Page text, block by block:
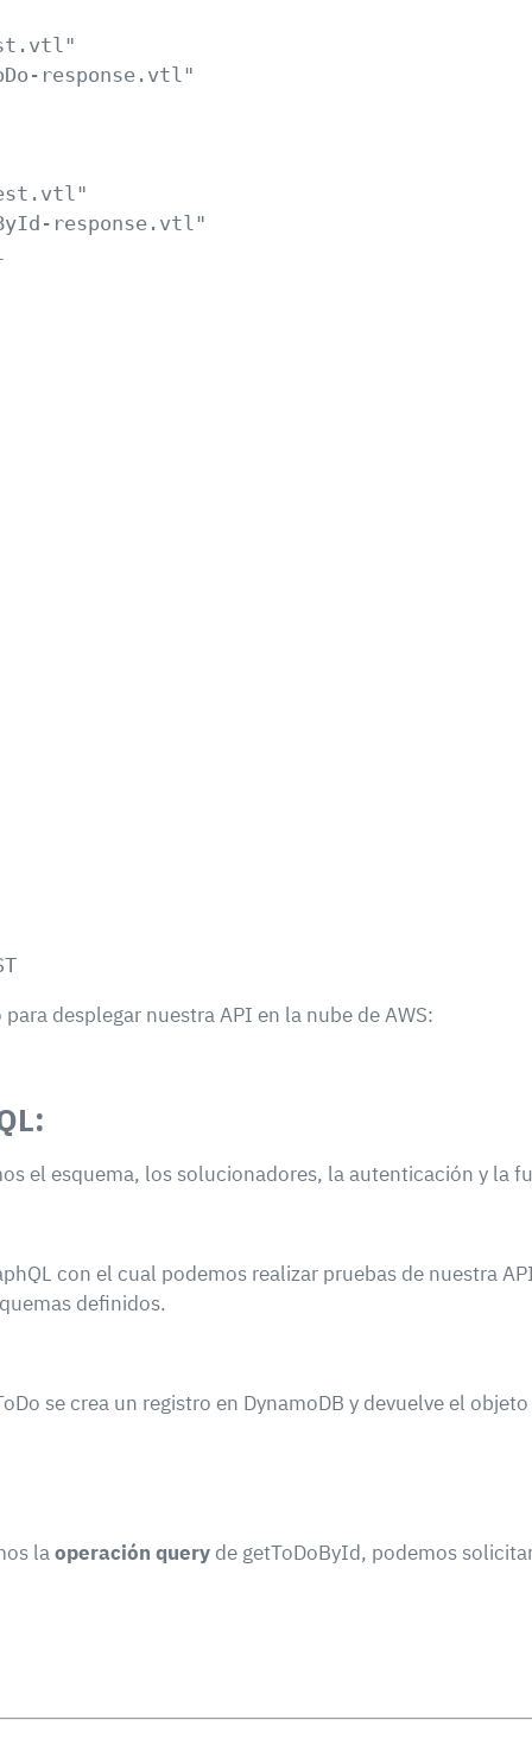
desplegar nuestra API en la nube de AWS:
el esquema, los solucionadores, la autenticación y la
con el cual podemos realizar pruebas de nuestra
definidos.
se crea un registro en DynamoDB y devuelve el
laoperación query de getToDoById, podemos